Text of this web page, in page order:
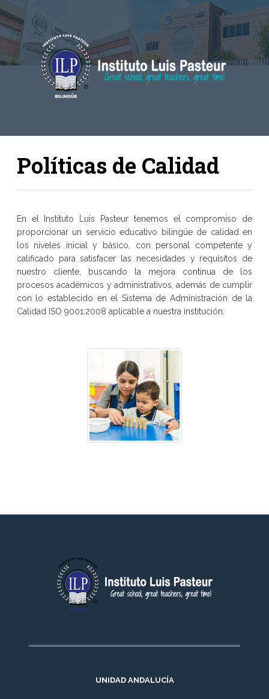
Políticas de Calidad
En el Instituto Luis Pasteur tenemos el compromiso de
proporcionar un servicio educativo bilingüe de calidad en
los niveles inicial y básico, con personal competente y
calificado para satisfacer las necesidades y requisitos de
nuestro cliente, buscando la mejora continua de los
procesos académicos y administrativos, además de cumplir
con lo establecido en el Sistema de Administración de la
Calidad ISO 9001:2008 aplicable a nuestra institución.
UNIDAD ANDALUCÍA